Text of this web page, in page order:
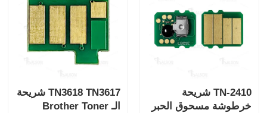
TN-2410 شريحة
خرطوشة مسحوق الحبر
TN3618 TN3617 شريحة
الـ Brother Toner